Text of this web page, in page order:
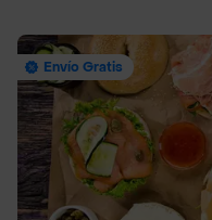
Envío Gratis